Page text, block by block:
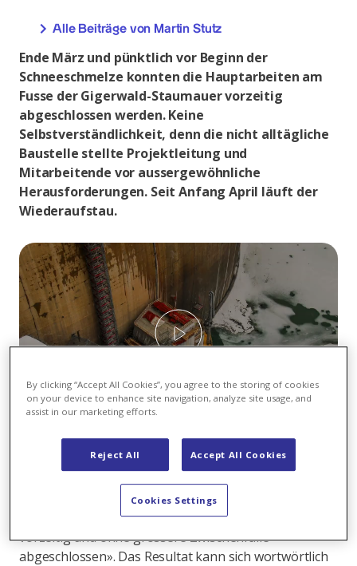
Alle Beiträge von Martin Stutz
Ende März und pünktlich vor Beginn der
Schneeschmelze konnten die Hauptarbeiten am
Fusse der Gigerwald-Staumauer vorzeitig
abgeschlossen werden. Keine
Selbstverständlichkeit, denn die nicht alltägliche
Baustelle stellte Projektleitung und
Mitarbeitende vor aussergewöhnliche
Herausforderungen. Seit Anfang April läuft der
Wiederaufstau.
Play
Diesen Winter wird Erich Schmid nicht so schnell
vergessen. Als Axpo Projektleiter der Teilsanierung an
der Stauanlage Gigerwald liefen bei ihm alle Fäden
zusammen. Jetzt, Anfang April, kann er erleichtert
sagen: «Wir haben die Hauptarbeiten planmässig,
vorzeitig und ohne grössere Zwischenfälle
abgeschlossen». Das Resultat kann sich wortwörtlich
By clicking “Accept All Cookies”, you agree to the storing of cookies
on your device to enhance site navigation, analyze site usage, and
assist in our marketing efforts.
Reject All Accept All Cookies
Cookies Settings